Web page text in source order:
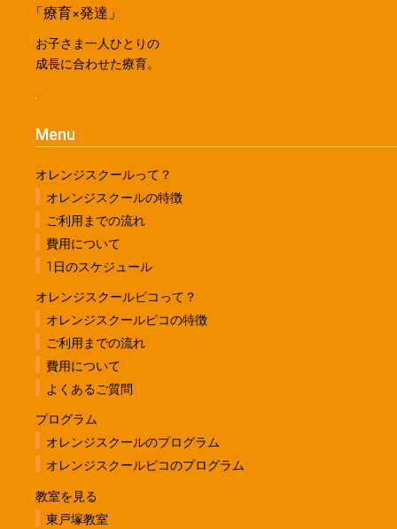
「療育×発達」
お子さま一人ひとりの
成長に合わせた療育。
Menu
オレンジスクールって？
オレンジスクールの特徴
ご利用までの流れ
費用について
1日のスケジュール
オレンジスクールピコって？
オレンジスクールピコの特徴
ご利用までの流れ
費用について
よくあるご質問
プログラム
オレンジスクールのプログラム
オレンジスクールピコのプログラム
教室を見る
東戸塚教室